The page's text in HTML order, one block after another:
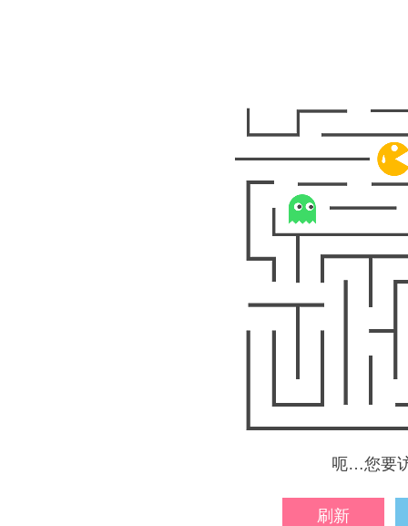
呃…您要
刷新